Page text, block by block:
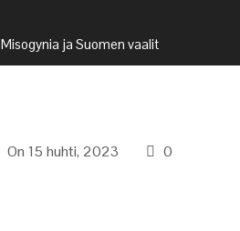
Misogynia ja Suomen vaalit
On 15 huhti, 2023
0